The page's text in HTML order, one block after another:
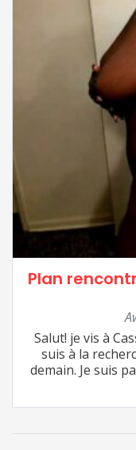
Plan
Salut! je vis à
suis à la
demain. Je suis